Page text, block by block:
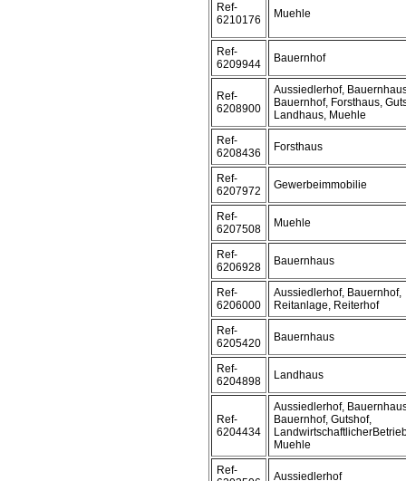
Ref-
6210176
Muehle
Ref-
6209944
Bauernhof
Ref-
6208900
Aussiedlerhof,
Bauernhof, Forsthaus,
Landhaus, Muehle
Ref-
6208436
Forsthaus
Ref-
6207972
Gewerbeimmobilie
Ref-
6207508
Muehle
Ref-
6206928
Bauernhaus
Ref-
6206000
Aussiedlerhof, Bauernhof,
Reitanlage, Reiterhof
Ref-
6205420
Bauernhaus
Ref-
6204898
Landhaus
Ref-
6204434
Aussiedlerhof,
Bauernhof, Gutshof,
Muehle
Ref-
Aussiedlerhof